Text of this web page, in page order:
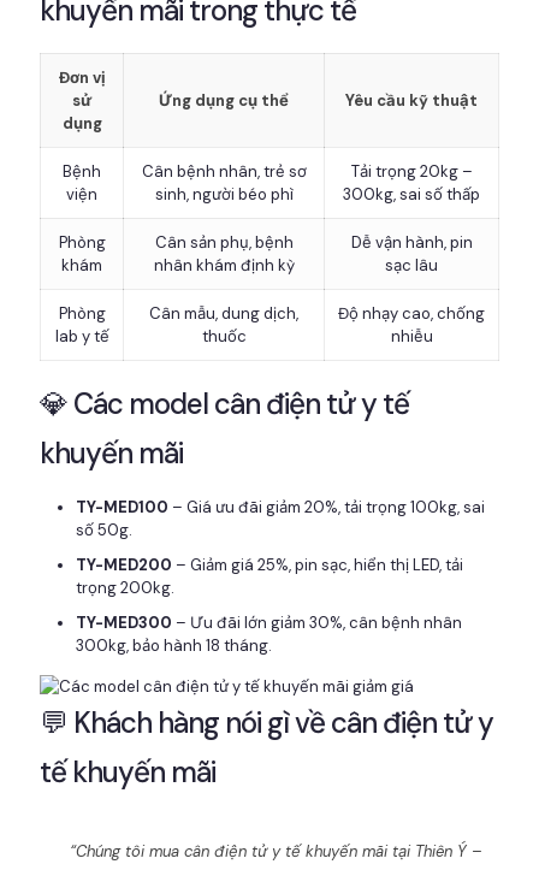
khuyến mãi trong thực tế
Đơn vị
sử
dụng
Ứng dụng cụ thể Yêu cầu kỹ thuật
Bệnh
viện
Cân bệnh nhân, trẻ sơ
sinh, người béo phì
Tải trọng 20kg –
300kg, sai số thấp
Phòng
khám
Cân sản phụ, bệnh
nhân khám định kỳ
Dễ vận hành, pin
sạc lâu
Phòng
lab y tế
Cân mẫu, dung dịch,
thuốc
Độ nhạy cao, chống
nhiễu
💎 Các model cân điện tử y tế
khuyến mãi
TY-MED100 – Giá ưu đãi giảm 20%, tải trọng 100kg, sai
số 50g.
TY-MED200 – Giảm giá 25%, pin sạc, hiển thị LED, tải
trọng 200kg.
TY-MED300 – Ưu đãi lớn giảm 30%, cân bệnh nhân
300kg, bảo hành 18 tháng.
💬 Khách hàng nói gì về cân điện tử y
tế khuyến mãi
“Chúng tôi mua cân điện tử y tế khuyến mãi tại Thiên Ý –